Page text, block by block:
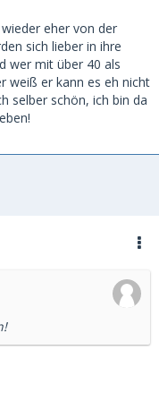
eher von der
sich lieber in ihre
wer mit über 40 als
weiß er kann es eh nicht
selber schön, ich bin da